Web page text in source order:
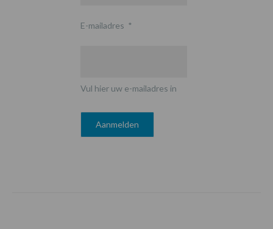
E-mailadres *
Vul hier uw e-mailadres in